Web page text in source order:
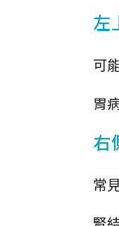
左
可
胃
右
常